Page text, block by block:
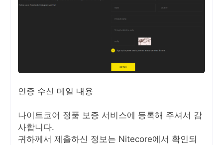
인증 수신 메일 내용
나이트코어 정품 보증 서비스에 등록해 주셔서 감
사합니다.
귀하께서 제출하신 정보는 Nitecore에서 확인되